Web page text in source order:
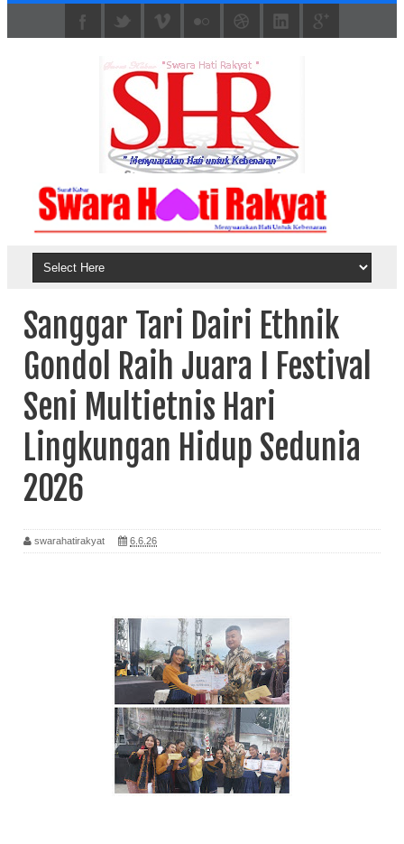
Sanggar Tari Dairi Ethnik
Gondol Raih Juara I Festival
Seni Multietnis Hari
Lingkungan Hidup Sedunia
2026
swarahatirakyat 6.6.26